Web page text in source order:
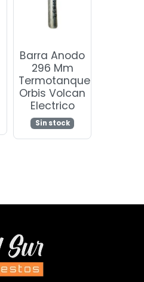
Barra Anodo
296 Mm
Termotanque
Orbis Volcan
Electrico
Sin stock